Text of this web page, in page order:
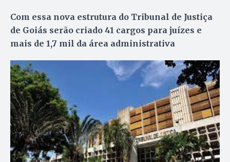
Com essa nova estrutura do Tribunal de Justiça
de Goiás serão criado 41 cargos para juízes e
mais de 1,7 mil da área administrativa